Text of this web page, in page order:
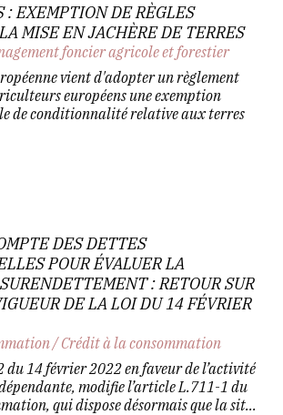
: EXEMPTION DE RÈGLES
MISE EN JACHÈRE DE TERRES
foncier agricole et forestier
vient d'adopter un règlement
européens une exemption
de conditionnalité relative aux terres
DES DETTES
POUR ÉVALUER LA
: RETOUR SUR
DE LA LOI DU 14 FÉVRIER
/Crédit à la consommation
14 février 2022 en faveur de l’activité
modifie l’article L.711-1 du
qui dispose désormais que la sit...